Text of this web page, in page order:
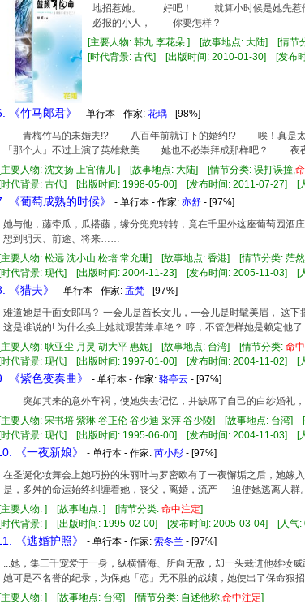
地招惹她。 好吧！ 就算小时候是她先
必报的小人， 你要怎样？
[主要人物: 韩九 李花朵 ] [故事地点: 大陆] [情节
[时代背景: 古代] [出版时间: 2010-01-30] [发
《竹马郎君》 - 单行本 - 作家: 花瑀 - [98%]
青梅竹马的未婚夫!? 八百年前就订下的婚约!? 唉！真是
「那个人」不过上演了英雄救美 她也不必崇拜成那样吧？ 夜
[主要人物: 沈文扬 上官倩儿 ] [故事地点: 大陆] [情节分类: 误打误撞,
[时代背景: 古代] [出版时间: 1998-05-00] [发布时间: 2011-07-27] [
《葡萄成熟的时候》 - 单行本 - 作家: 亦舒 - [97%]
她与他，藤牵瓜，瓜搭藤，缘分兜兜转转，竟在千里外这座葡萄园酒
想到明天、前途、将来……
[主要人物: 松远 沈小山 松培 常允珊] [故事地点: 香港] [情节分类: 茫
[时代背景: 现代] [出版时间: 2004-11-23] [发布时间: 2005-11-03] [
《猎夫》 - 单行本 - 作家: 孟梵 - [97%]
难道她是千面女郎吗？ 一会儿是酋长女儿，一会儿是时髦美眉， 这
这是谁说的! 为什么换上她就艰苦兼卓绝？ 哼，不管怎样她是赖定他
[主要人物: 耿亚尘 月灵 胡大平 惠妮] [故事地点: 台湾] [情节分类: 命
[时代背景: 现代] [出版时间: 1997-01-00] [发布时间: 2004-11-02] [
《紫色变奏曲》 - 单行本 - 作家: 骆亭云 - [97%]
突如其来的意外车祸，使她失去记忆，并缺席了自己的白纱婚礼
[主要人物: 宋书培 紫琳 谷正伦 谷少迪 采萍 谷少陵] [故事地点: 台湾]
[时代背景: 现代] [出版时间: 1995-06-00] [发布时间: 2004-11-03] [
《一夜新娘》 - 单行本 - 作家: 芮小彤 - [97%]
在圣诞化妆舞会上她巧扮的朱丽叶与罗密欧有了一夜懈垢之后，她嫁
是，多舛的命运始终纠缠着她，丧父，离婚，流产──迫使她逃离人群
[主要人物: ] [故事地点: ] [情节分类: 命中注定]
[时代背景: ] [出版时间: 1995-02-00] [发布时间: 2005-03-04] [人气:
《逃婚护照》 - 单行本 - 作家: 索冬兰 - [97%]
...她，集三千宠爱于一身，纵横情海、所向无敌，却一头栽进他雄妆
她可是不名誉的纪录，为保她「恋」无不胜的战绩，她使出了保命狠
[主要人物: ] [故事地点: 台湾] [情节分类: 自述他称,命中注定]